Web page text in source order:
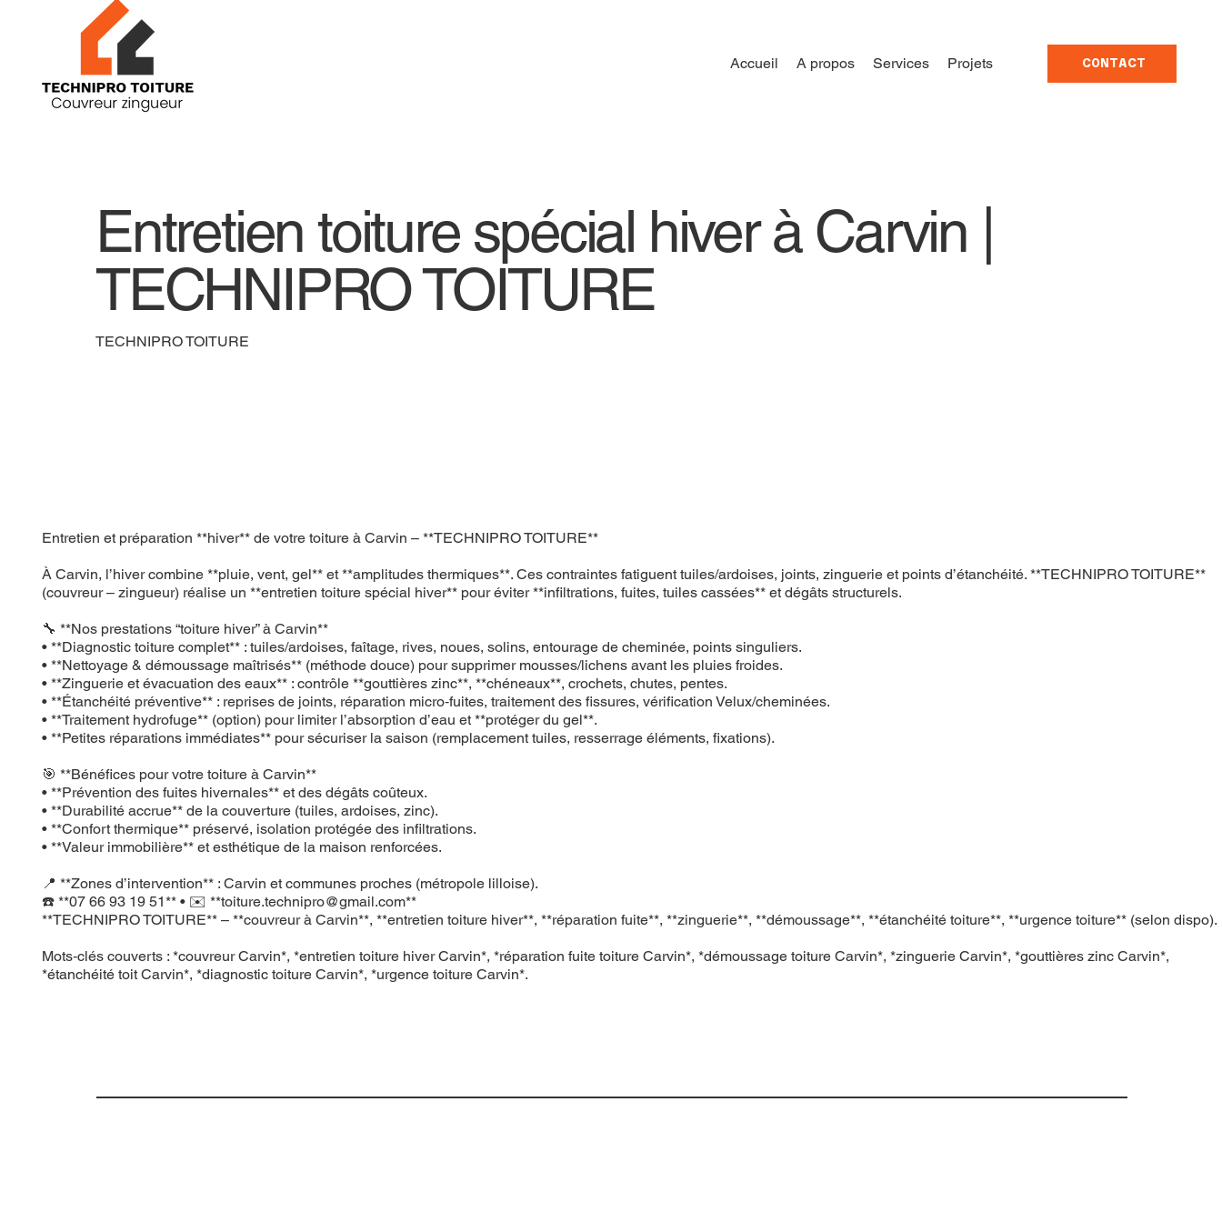
Accueil A propos Services Projets CONTACT
Entretien toiture spécial hiver à Carvin |
TECHNIPRO TOITURE
TECHNIPRO TOITURE
Entretien et préparation **hiver** de votre toiture à Carvin – **TECHNIPRO TOITURE**
À Carvin, l’hiver combine **pluie, vent, gel** et **amplitudes thermiques**. Ces contraintes fatiguent tuiles/ardoises, joints, zinguerie et points d’étanchéité. **TECHNIPRO TOITURE**
(couvreur – zingueur) réalise un **entretien toiture spécial hiver** pour éviter **infiltrations, fuites, tuiles cassées** et dégâts structurels.
🔧 **Nos prestations “toiture hiver” à Carvin**
• **Diagnostic toiture complet** : tuiles/ardoises, faîtage, rives, noues, solins, entourage de cheminée, points singuliers.
• **Nettoyage & démoussage maîtrisés** (méthode douce) pour supprimer mousses/lichens avant les pluies froides.
• **Zinguerie et évacuation des eaux** : contrôle **gouttières zinc**, **chéneaux**, crochets, chutes, pentes.
• **Étanchéité préventive** : reprises de joints, réparation micro‑fuites, traitement des fissures, vérification Velux/cheminées.
• **Traitement hydrofuge** (option) pour limiter l’absorption d’eau et **protéger du gel**.
• **Petites réparations immédiates** pour sécuriser la saison (remplacement tuiles, resserrage éléments, fixations).
🎯 **Bénéfices pour votre toiture à Carvin**
• **Prévention des fuites hivernales** et des dégâts coûteux.
• **Durabilité accrue** de la couverture (tuiles, ardoises, zinc).
• **Confort thermique** préservé, isolation protégée des infiltrations.
• **Valeur immobilière** et esthétique de la maison renforcées.
📍 **Zones d’intervention** : Carvin et communes proches (métropole lilloise).
☎️ **07 66 93 19 51** • ✉️ **toiture.technipro@gmail.com**
**TECHNIPRO TOITURE** – **couvreur à Carvin**, **entretien toiture hiver**, **réparation fuite**, **zinguerie**, **démoussage**, **étanchéité toiture**, **urgence toiture** (selon dispo).
Mots‑clés couverts : *couvreur Carvin*, *entretien toiture hiver Carvin*, *réparation fuite toiture Carvin*, *démoussage toiture Carvin*, *zinguerie Carvin*, *gouttières zinc Carvin*,
*étanchéité toit Carvin*, *diagnostic toiture Carvin*, *urgence toiture Carvin*.